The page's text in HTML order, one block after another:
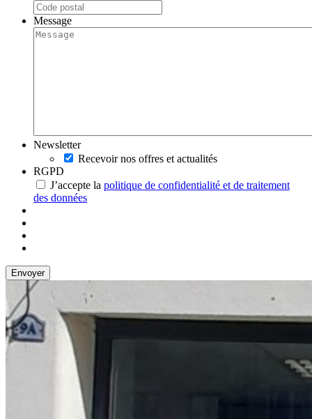
Message
Newsletter
Recevoir nos offres et actualités
RGPD
J’accepte la politique de confidentialité et de traitement
des données